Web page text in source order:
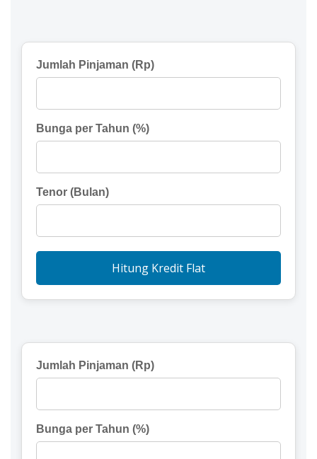
Jumlah Pinjaman (Rp)
Bunga per Tahun (%)
Tenor (Bulan)
Hitung Kredit Flat
Jumlah Pinjaman (Rp)
Bunga per Tahun (%)